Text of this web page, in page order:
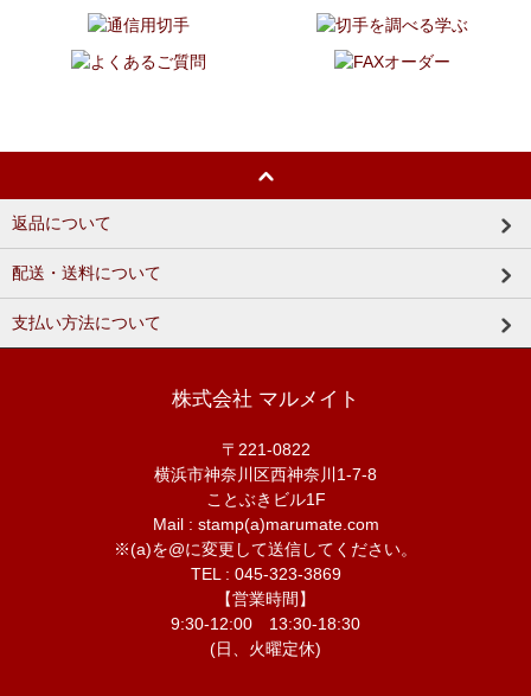
返品について
配送・送料について
支払い方法について
株式会社 マルメイト
〒221-0822
横浜市神奈川区西神奈川1-7-8
ことぶきビル1F
Mail : stamp(a)marumate.com
※(a)を@に変更して送信してください。
TEL : 045-323-3869
【営業時間】
9:30-12:00 13:30-18:30
(日、火曜定休)